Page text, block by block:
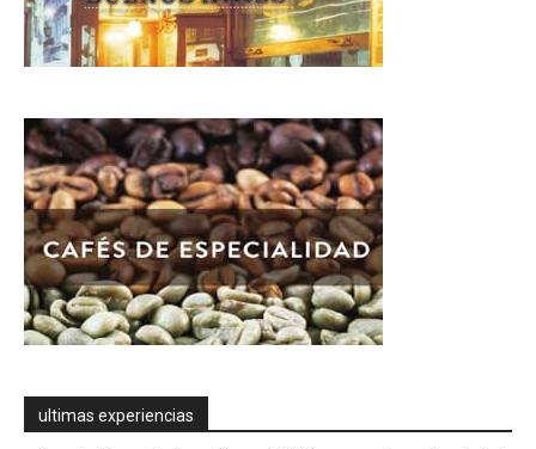
ultimas experiencias